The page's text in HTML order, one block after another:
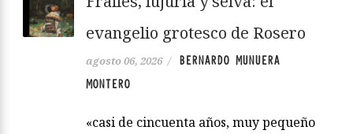
evangelio grotesco de Rosero
agosto 06, 2026 /
BERNARDO MUNUERA
MONTERO
«casi de cincuenta años, muy pequeño